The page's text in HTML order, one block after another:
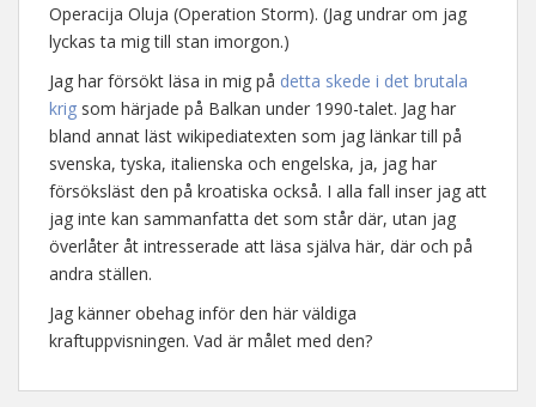
Operacija Oluja (Operation Storm). (Jag undrar om jag
lyckas ta mig till stan imorgon.)
Jag har försökt läsa in mig på detta skede i det brutala
krig som härjade på Balkan under 1990-talet. Jag har
bland annat läst wikipediatexten som jag länkar till på
svenska, tyska, italienska och engelska, ja, jag har
försöksläst den på kroatiska också. I alla fall inser jag att
jag inte kan sammanfatta det som står där, utan jag
överlåter åt intresserade att läsa själva här, där och på
andra ställen.
Jag känner obehag inför den här väldiga
kraftuppvisningen. Vad är målet med den?